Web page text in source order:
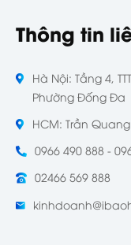
Thông tin
Hà Nội: Tầng 4,
Phường Đống Đa
HCM: Trần
0966 490 888 -
02466 569 888